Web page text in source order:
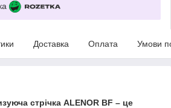
Доставка Оплата Умови
стрічка ALENOR BF – це